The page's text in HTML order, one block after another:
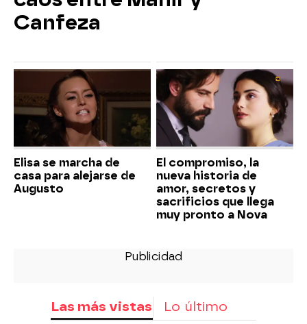
Canfeza
Elisa se marcha de
casa para alejarse de
Augusto
El compromiso, la
nueva historia de
amor, secretos y
sacrificios que llega
muy pronto a Nova
Las más vistas Lo último